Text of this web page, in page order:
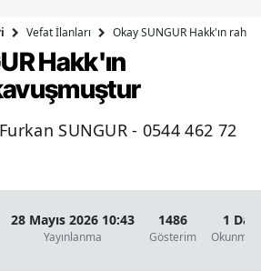
Bingöl
Bitlis
Bolu
Çanakkale
Vefat İlanları Okay SUNGUR Hakk'ın
Hakk'ın
SUNGUR - 0544 462 72
28 Mayıs 2026 10:43
Yayınlanma
1486
Gösterim
1
Okunma